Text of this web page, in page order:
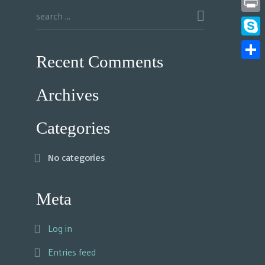
Recent Comments
Archives
Categories
No categories
Meta
Log in
Entries feed
Print